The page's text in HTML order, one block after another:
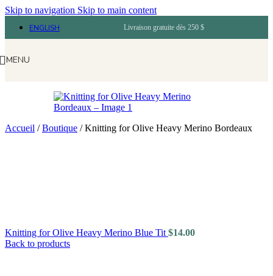
Skip to navigation Skip to main content
ENGLISH Livraison gratuite dès 250 $
MENU
Accueil /Boutique /Knitting for Olive Heavy Merino Bordeaux
Knitting for Olive Heavy Merino Blue Tit $14.00
Back to products